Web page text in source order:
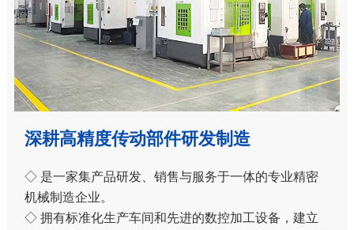
深耕高精度传动部件研发制造
◇ 是一家集产品研发、销售与服务于一体的专业精密
机械制造企业。
◇ 拥有标准化生产车间和先进的数控加工设备，建立